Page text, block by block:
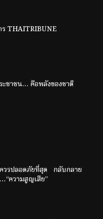
THAITRIBUNE
ะชาชน… คือพลังของชาติ
ควรปลอดภัยที่สุด กลับกลาย
ความสูญเสีย”